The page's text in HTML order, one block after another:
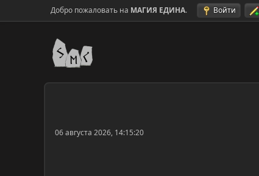
Добро пожаловать на МАГИЯ ЕДИНА. Войти
06 августа 2026, 14:15:20